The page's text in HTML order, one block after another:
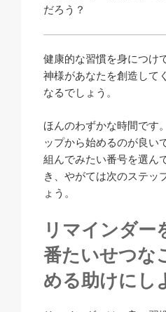
だろう？
健康的な習慣を身につけ
神様があなたを創造して
なるでしょう。
ほんのわずかな時間です
ップから始めるのが良い
組んでみたい番号を選ん
き、やがては次のステッ
ょう。
リマインダー
番たいせつな
める助けにし